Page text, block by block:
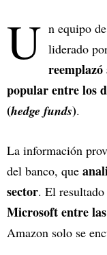
U n equipo
liderado
popular entre los
(hedge funds).
La información
del banco, que
sector. El
Microsoft entre
Amazon solo se